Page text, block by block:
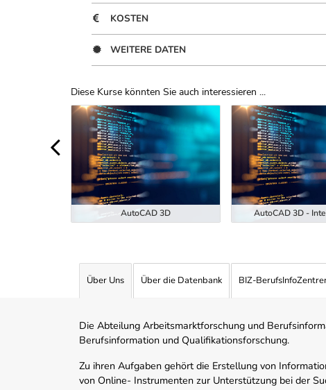
KOSTEN
WEITERE DATEN
Diese Kurse könnten Sie auch interessieren ...
Uber Weiterbildungsvorschläge
AutoCAD 3D AutoCAD 3D -
Über Uns Über die Datenbank BIZ-
Die Abteilung Arbeitsmarktforschung und
Berufsinformation und Qualifikationsforschung.
Zu ihren Aufgaben gehört die Erstellung von
von Online- Instrumenten zur Unterstützung bei der